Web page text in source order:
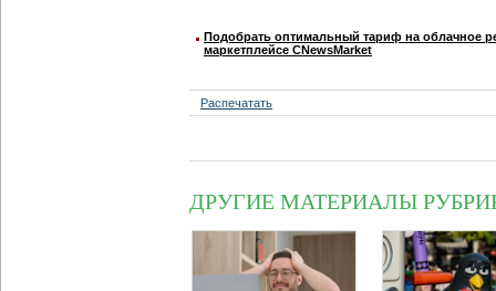
Подобрать оптимальный тариф на облачное
маркетплейсе CNewsMarket
Распечатать
ДРУГИЕ МАТЕРИАЛЫ